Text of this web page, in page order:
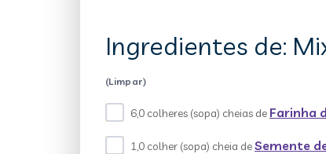
Ingredientes de:
(Limpar)
6,0 colheres (sopa) cheias de Farinha
1,0 colher (sopa) cheia deSemente